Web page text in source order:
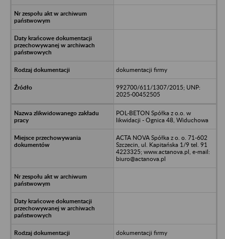
dokumentacji firmy
992700/611/1307/2015; UNP:
2025-00452505
POL-BETON Spółka z o.o. w
likwidacji - Ognica 48, Widuchowa
ACTA NOVA Spółka z o. o. 71-602
Szczecin, ul. Kapitańska 1/9 tel. 91
4223325; www.actanova.pl, e-mail:
biuro@actanova.pl
dokumentacji firmy